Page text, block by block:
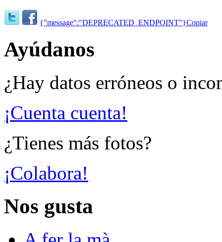
{"message":"DEPRECATED_ENDPOINT"}Copiar
Ayúdanos
¿Hay datos erróneos o
¡Cuenta cuenta!
¿Tienes más fotos?
¡Colabora!
Nos gusta